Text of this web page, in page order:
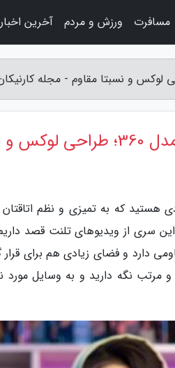
مقاوم
هستید که به تمیزی و نظم
دارد و فضای زیادی هم برای قرار
و مرتب نگه دارید و به وسایل
مسافرت ورزش و مردم آخرین اخبار